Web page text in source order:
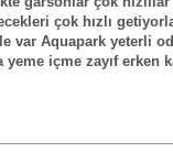
çok hızlı
var Aquapark yeterli
içme zayıf erken